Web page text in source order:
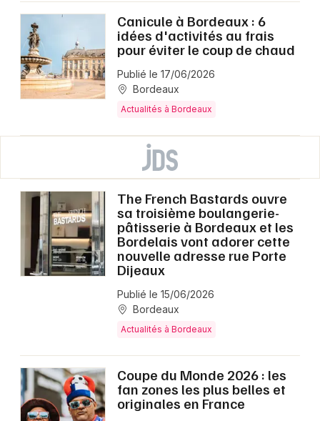
Canicule à Bordeaux : 6
idées d'activités au frais
pour éviter le coup de chaud
Publié le 17/06/2026
Bordeaux
Actualités à Bordeaux
The French Bastards ouvre
sa troisième boulangerie-
pâtisserie à Bordeaux et les
Bordelais vont adorer cette
nouvelle adresse rue Porte
Dijeaux
Publié le 15/06/2026
Bordeaux
Actualités à Bordeaux
Coupe du Monde 2026 : les
fan zones les plus belles et
originales en France